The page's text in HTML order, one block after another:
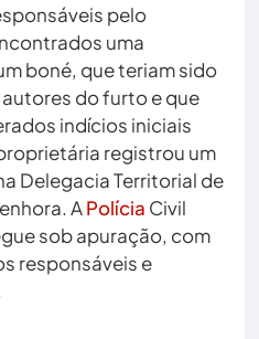
pelo
uma
boné, que teriam sido
do furto e que
indícios iniciais
registrou um
Delegacia Territorial de
APolícia Civil
sob apuração, com
responsáveis e